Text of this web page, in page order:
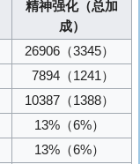
精神强化（总加
成）
26906 （3345）
7894 （1241）
10387 （1388）
13% （6%）
13% （6%）